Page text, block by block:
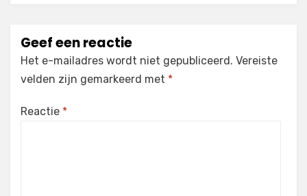
Geef een reactie
Het e-mailadres wordt niet gepubliceerd. Vereiste
velden zijn gemarkeerd met *
Reactie *